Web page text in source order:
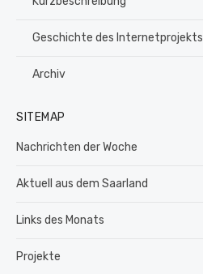
Geschichte des Internetprojekts
Archiv
SITEMAP
Nachrichten der Woche
Aktuell aus dem Saarland
Links des Monats
Projekte